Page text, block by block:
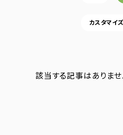
カスタマイズ
該当する記事はありませ